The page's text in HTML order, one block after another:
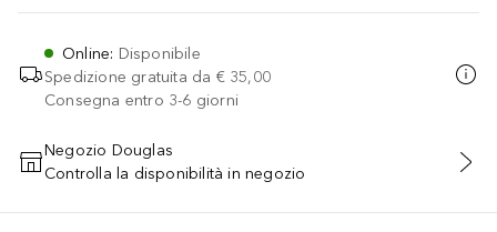
Online: Disponibile
Spedizione gratuita da € 35,00
Consegna entro 3-6 giorni
AGGIUNGI AL CARRELLO
Negozio Douglas
Controlla la disponibilità in negozio